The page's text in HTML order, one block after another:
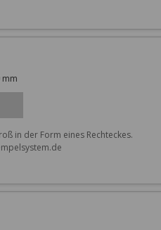
mm
in der Form eines Rechteckes.